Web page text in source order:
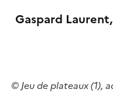
Gaspard Laurent,
© Jeu de plateaux (1),